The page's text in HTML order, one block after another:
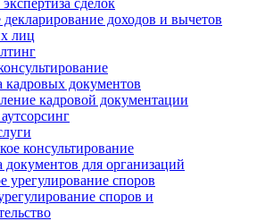
сделок
доходов и вычетов
лиц
кадровых документов
кадровой документации
консультирование
документов для организаций
урегулирование споров
споров и